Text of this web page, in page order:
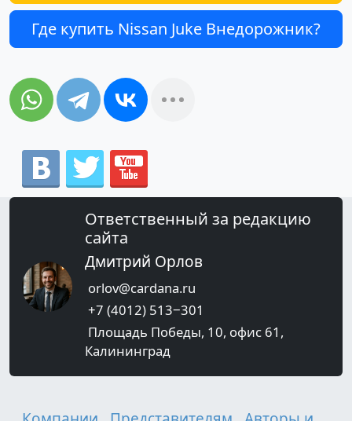
Где купить Nissan Juke Внедорожник?
Ответственный за редакцию
сайта
Дмитрий Орлов
orlov@cardana.ru
+7 (4012) 513‒301
Площадь Победы, 10, офис 61,
Калининград